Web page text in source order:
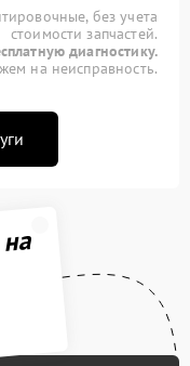
без учета
стоимости запчастей.
диагностику.
на неисправность.